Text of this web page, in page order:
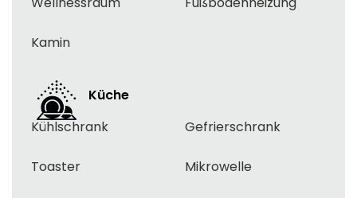
Kamin
Küche
Kühlschrank
Gefrierschrank
Toaster Mikrowelle